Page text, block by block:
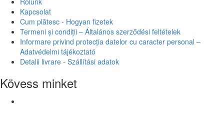
Kapcsolat
Cum plătesc - Hogyan fizetek
Termeni și condiții – Általános szerződési feltételek
Informare privind protecția datelor cu caracter personal –
Adatvédelmi tájékoztató
Detalii livrare - Szállítási adatok
Kövess minket